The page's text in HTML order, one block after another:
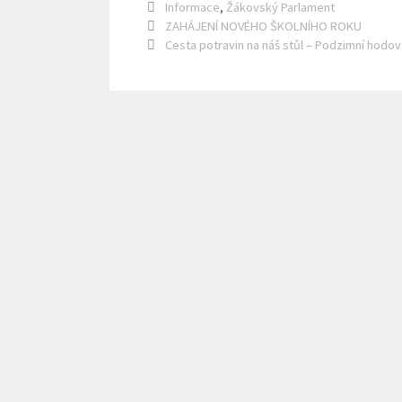
Rubriky
Informace, Žákovský Parlament
ZAHÁJENÍ NOVÉHO ŠKOLNÍHO ROKU
Cesta potravin na náš stůl – Podzimní